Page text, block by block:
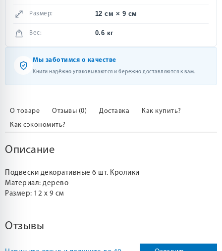
Размер: 12 см × 9 см
Вес: 0.6 кг
Мы заботимся о качестве
Книги надёжно упаковываются и бережно доставляются к вам.
О товаре Отзывы (0) Доставка
Как купить?
Как сэкономить?
Описание
Подвески декоративные 6 шт. Кролики
Материал: дерево
Размер: 12 х 9 см
Отзывы